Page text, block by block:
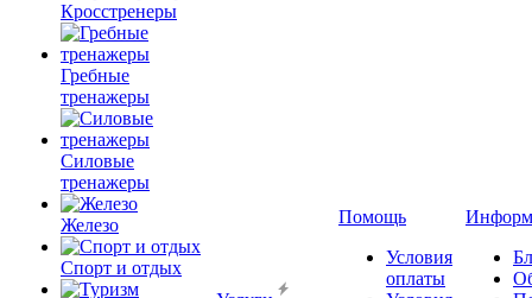
Кросстренеры
Гребные
тренажеры
Силовые
тренажеры
Железо
Спорт и отдых
Помощь
Условия
оплаты